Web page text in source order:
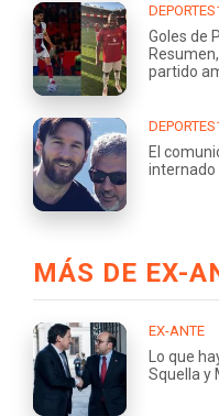
Goles de
partido
El
internado
MÁS DE EX-
EX-ANTE
Lo que
Squella y